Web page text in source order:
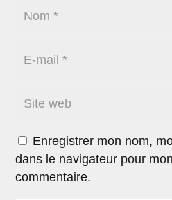
Enregistrer mon nom,
dans le navigateur pour
commentaire.